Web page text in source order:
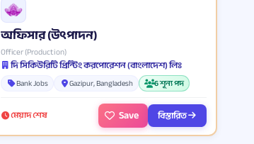
অফিসার (উৎপাদন)
Officer (Production)
দি সিকিউরিটি প্রিন্টিং করপোরেশন (বাংলাদেশ) লিঃ
Bank Jobs Gazipur, Bangladesh 6 শূন্য পদ
মেয়াদ শেষ Save বিস্তারিত